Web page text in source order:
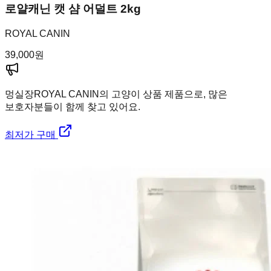
로얄캐닌 캣 샴 어덜트 2kg
ROYAL CANIN
39,000원
멍실장ROYAL CANIN의 고양이 상품 제품으로, 많은
보호자분들이 함께 찾고 있어요.
최저가 구매